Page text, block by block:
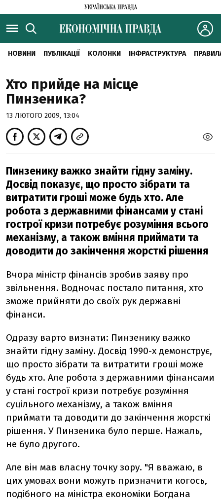
НОВИНИ ПУБЛІКАЦІЇ КОЛОНКИ ІНФРАСТРУКТУРА
Хто прийде на місце
Пинзеника?
13 ЛЮТОГО 2009, 13:04
Пинзенику важко знайти гідну заміну.
Досвід показує, що просто зібрати та
витратити гроші може будь хто. Але
робота з державними фінансами у стані
гострої кризи потребує розуміння всього
механізму, а також вміння приймати та
доводити до закінчення жорсткі рішення
Вчора міністр фінансів зробив заяву про
звільнення. Водночас постало питання, хто
зможе прийняти до своїх рук державні
фінанси.
Одразу варто визнати: Пинзенику важко
знайти гідну заміну. Досвід 1990-х демонструє,
що просто зібрати та витратити гроші може
будь хто. Але робота з державними фінансами
у стані гострої кризи потребує розуміння
суцільного механізму, а також вміння
приймати та доводити до закінчення жорсткі
рішення. У Пинзеника було перше. Нажаль,
не було другого.
Але він мав власну точку зору. "Я вважаю, в
цих умовах вони можуть призначити когось,
подібного на міністра економіки Богдана